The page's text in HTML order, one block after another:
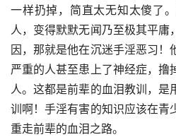
一样扔掉，简直太无知太傻了
人，变得默默无闻乃至极其平庸
因，那就是他在沉迷手淫恶习！
严重的人甚至患上了神经症，撸
人。这都是前辈的血泪教训，是
训啊！手淫有害的知识应该在青
重走前辈的血泪之路。